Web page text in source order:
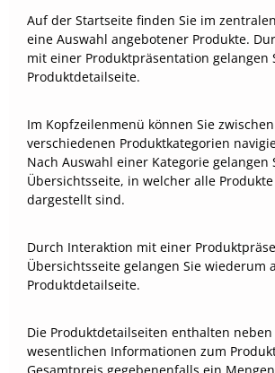
Auf der Startseite finden Sie im
eine Auswahl angebotener Produkte.
mit einer Produktpräsentation gelangen
Produktdetailseite.
Im Kopfzeilenmenü können Sie
verschiedenen Produktkategorien
Nach Auswahl einer Kategorie gelangen
Übersichtsseite, in welcher alle
dargestellt sind.
Durch Interaktion mit einer
Übersichtsseite gelangen Sie wiederum
Produktdetailseite.
Die Produktdetailseiten enthalten
wesentlichen Informationen zum